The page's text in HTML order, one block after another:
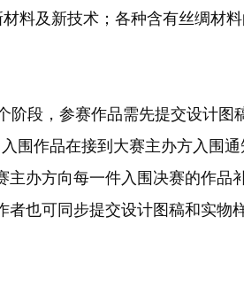
料及新技术；各种含有丝绸材
段，参赛作品需先提交设计图
围作品在接到大赛主办方入围
主办方向每一件入围决赛的作品
者也可同步提交设计图稿和实物